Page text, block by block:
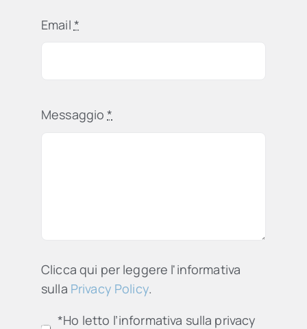
Email *
Messaggio*
Clicca qui per leggere l'informativa
sulla Privacy Policy.
*Ho letto l’informativa sulla privacy